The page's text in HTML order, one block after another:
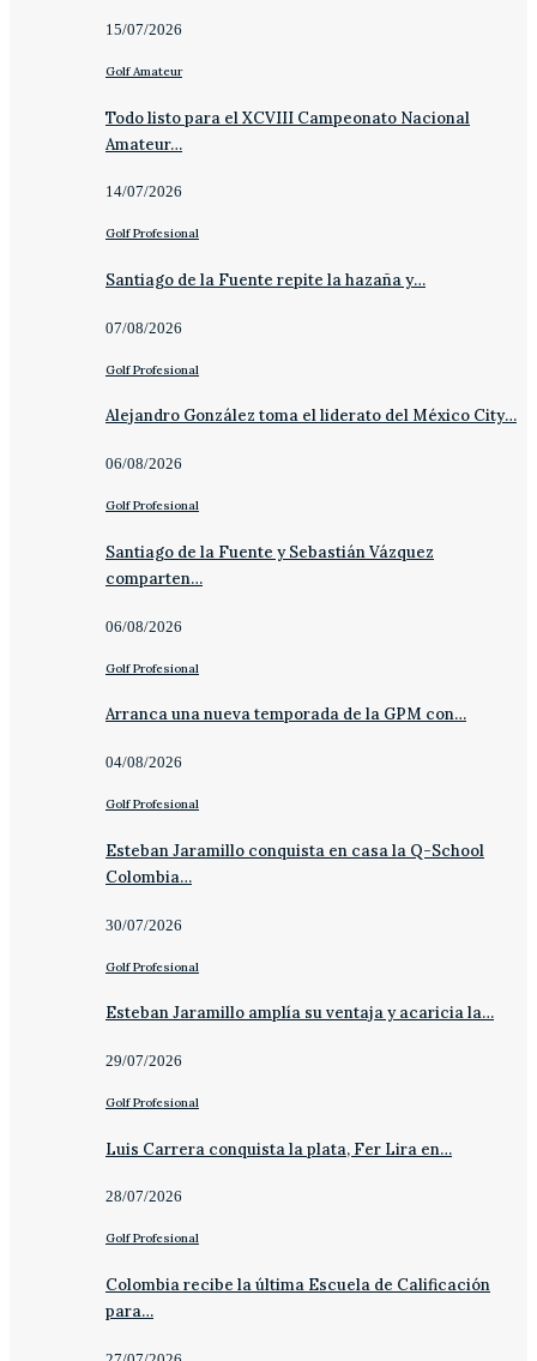
15/07/2026
Golf Amateur
Todo listo para el XCVIII Campeonato Nacional
Amateur…
14/07/2026
Golf Profesional
Santiago de la Fuente repite la hazaña y…
07/08/2026
Golf Profesional
Alejandro González toma el liderato del México City…
06/08/2026
Golf Profesional
Santiago de la Fuente y Sebastián Vázquez
comparten…
06/08/2026
Golf Profesional
Arranca una nueva temporada de la GPM con…
04/08/2026
Golf Profesional
Esteban Jaramillo conquista en casa la Q-School
Colombia…
30/07/2026
Golf Profesional
Esteban Jaramillo amplía su ventaja y acaricia la…
29/07/2026
Golf Profesional
Luis Carrera conquista la plata, Fer Lira en…
28/07/2026
Golf Profesional
Colombia recibe la última Escuela de Calificación
para…